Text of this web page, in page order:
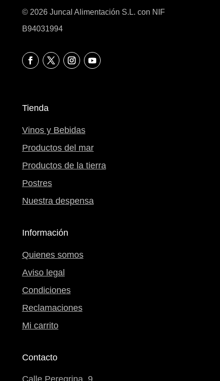
© 2026 Juncal Alimentación S.L. con NIF
B94031994
Tienda
Vinos y Bebidas
Productos del mar
Productos de la tierra
Postres
Nuestra despensa
Información
Quienes somos
Aviso legal
Condiciones
Reclamaciones
Mi carrito
Contacto
Calle Peregrina, 9